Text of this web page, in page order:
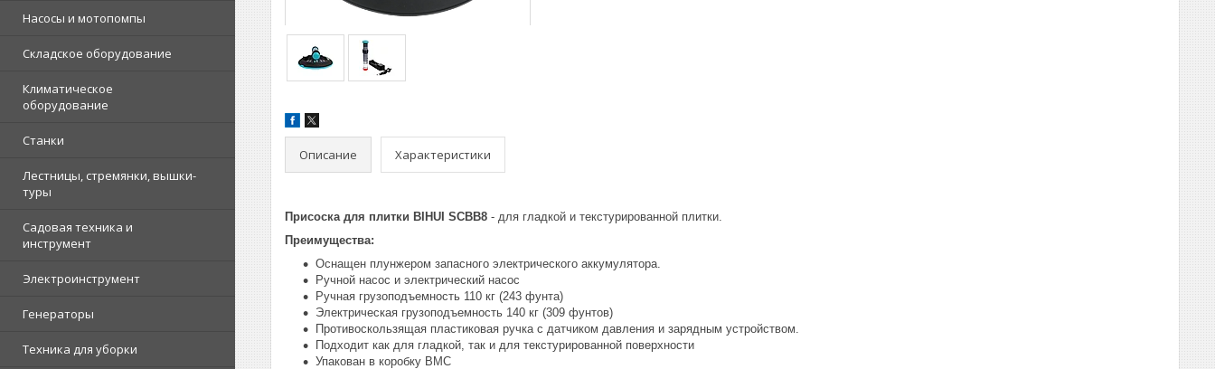
Насосы и мотопомпы
Складское оборудование
Климатическое
оборудование
Станки
Лестницы, стремянки, вышки-
туры
Садовая техника и
инструмент
Электроинструмент
Генераторы
Техника для уборки
Описание Характеристики
Присоска для плитки BIHUI SCBB8 - для гладкой и текстурированной плитки.
Преимущества:
Оснащен плунжером запасного электрического аккумулятора.
Ручной насос и электрический насос
Ручная грузоподъемность 110 кг (243 фунта)
Электрическая грузоподъемность 140 кг (309 фунтов)
Противоскользящая пластиковая ручка с датчиком давления и зарядным устройством.
Подходит как для гладкой, так и для текстурированной поверхности
Упакован в коробку BMC